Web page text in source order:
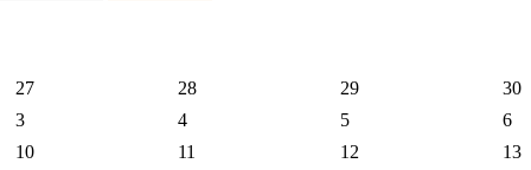
27 28 29
30
3
4 5
6
10
11 12
13